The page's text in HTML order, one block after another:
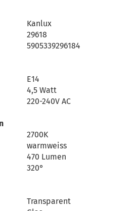
Kanlux
29618
5905339296184
E14
4,5 Watt
220-240V AC
2700K
warmweiss
470 Lumen
320°
Transparent